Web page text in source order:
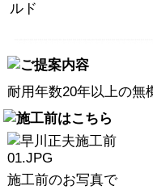
ルド
耐用年数20年以上の無
施工前のお写真で